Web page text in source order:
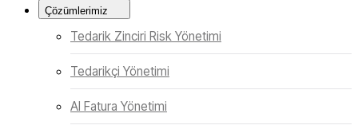
Çözümlerimiz
Tedarik Zinciri Risk Yönetimi
Tedarikçi Yönetimi
AI Fatura Yönetimi